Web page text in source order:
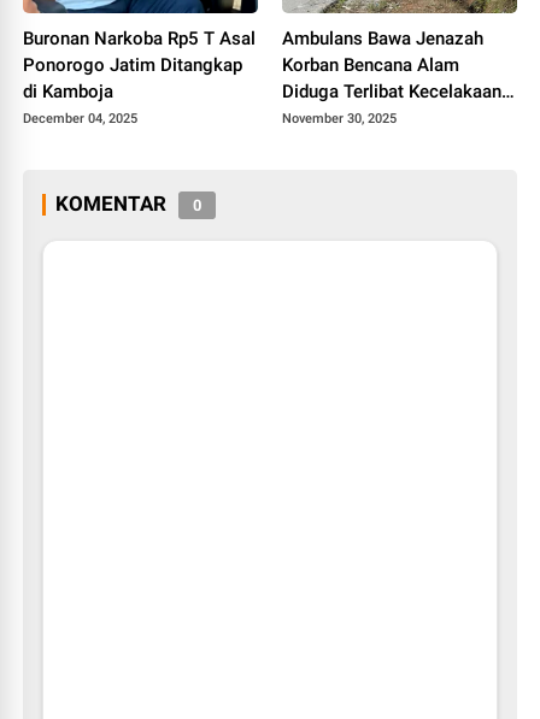
Buronan Narkoba Rp5 T Asal
Ponorogo Jatim Ditangkap
di Kamboja
December 04, 2025
Ambulans Bawa Jenazah
Korban Bencana Alam
Diduga Terlibat Kecelakaan
Beruntun di Sitinjau Lauik
November 30, 2025
KOMENTAR 0